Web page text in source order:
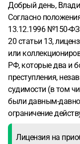
Добрый день,
Согласно
13.12.1996 №150-ФЗ
20 статьи 13,
или
РФ, которые два и
преступления,
судимости (в том
были давным-
ограничение
Лицензия на